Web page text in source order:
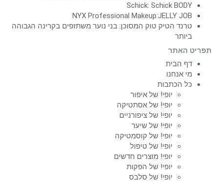
Schick: Schick BODY
NYX Professional Makeup:JELLY JOB
טרנד הטיק טוק המסוכן: בני נוער משתזפים בקרינה הגבוהה
ביותר
תפריט האתר
דף הבית
מי אנחנו
כל הכתבות
יופי! של איפור
יופי! של אסתטיקה
יופי! של ציפורניים
יופי! של שיער
יופי! של קוסמטיקה
יופי! של טיפול
יופי! מוצרים חדשים
יופי! של הפקות
יופי! של סלבס